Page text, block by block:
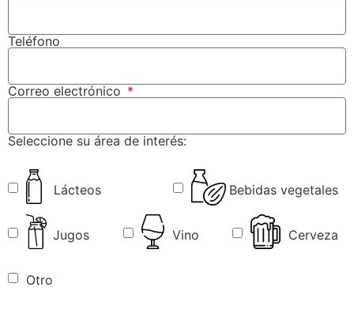
Teléfono
Correo electrónico
Seleccione su área de interés:
Lácteos Bebidas vegetales
Jugos Vino Cerveza
Otro